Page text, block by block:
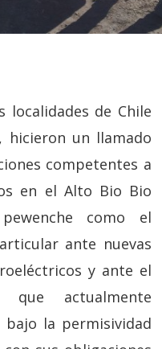
localidades de Chile
hicieron un llamado
competentes a
en el Alto Bio Bio
como el
ante nuevas
y ante el
que actualmente
la permisividad